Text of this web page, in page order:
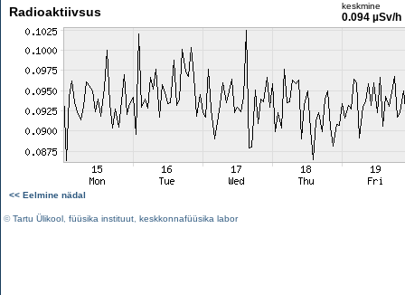
Radioaktiivsus keskmine
0.094 µSv/h
<< Eelmine nädal
©Tartu Ülikool füüsika instituut keskkonnafüüsika labor